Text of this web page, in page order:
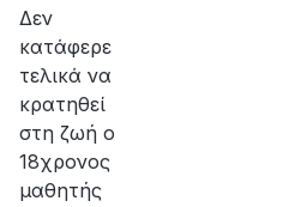
Δεν
κατάφερε
τελικά να
κρατηθεί
στη ζωή ο
18χρονος
μαθητής